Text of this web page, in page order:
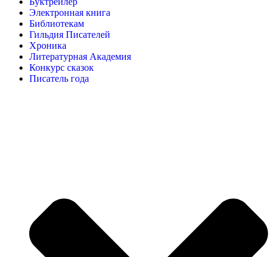
Электронная книга
Библиотекам
Гильдия Писателей
Хроника
Литературная Академия
Конкурс сказок
Писатель года